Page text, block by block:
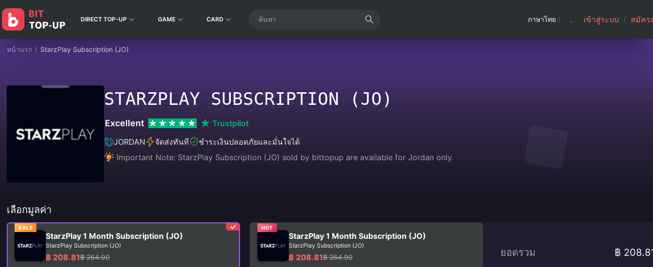
DIRECT TOP-UP GAME CARD ภาษาไทย / เข้าสู่ระบบ / สมัคร
หน้าแรก / StarzPlay Subscription (JO)
STARZPLAY SUBSCRIPTION (JO)
Excellent
Trustpilot
JORDAN
จัดส่งทันที
ชำระเงินปลอดภัยและมั่นใจได้
Important Note: StarzPlay Subscription (JO) sold by bittopup are available for Jordan only.
เลือกมูลค่า
SALE
StarzPlay 1 Month Subscription (JO)
StarzPlay Subscription (JO)
฿ 208.81฿ 264.90
HOT
StarzPlay 1 Month Subscription (JO)
StarzPlay Subscription (JO)
฿ 208.81฿ 264.90 ยอดรวม ฿